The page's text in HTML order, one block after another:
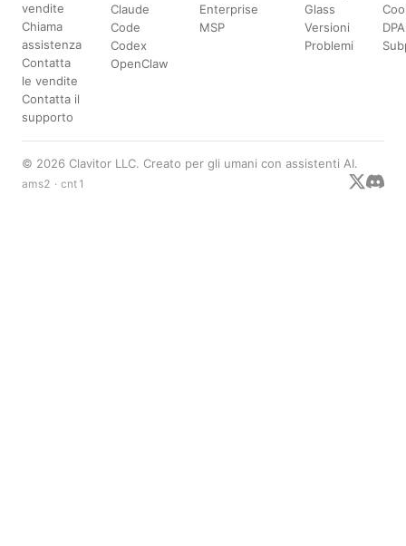
vendite
Chiama
assistenza
Contatta
le vendite
Contatta il
supporto
Claude
Code
Codex
OpenClaw
Enterprise
MSP
Glass
Versioni
Problemi
DPA
© 2026 Clavitor LLC. Creato per gli umani con assistenti AI.
ams2 · cnt1